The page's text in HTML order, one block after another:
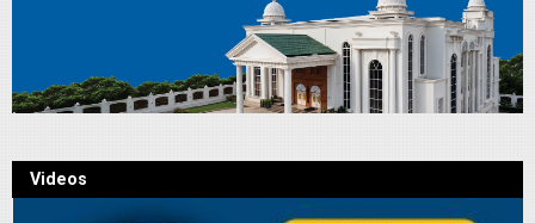
Videos